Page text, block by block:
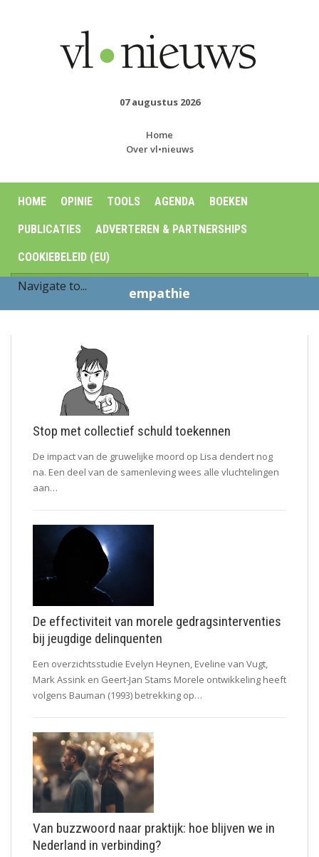
07 augustus 2026
Home
Over vl•nieuws
HOME OPINIE TOOLS AGENDA BOEKEN
PUBLICATIES ADVERTEREN & PARTNERSHIPS
COOKIEBELEID (EU)
empathie
Stop met collectief schuld toekennen
De impact van de gruwelijke moord op Lisa dendert nog
na. Een deel van de samenleving wees alle vluchtelingen
aan…
De effectiviteit van morele gedragsinterventies
bij jeugdige delinquenten
Een overzichtsstudie Evelyn Heynen, Eveline van Vugt,
Mark Assink en Geert-Jan Stams Morele ontwikkeling heeft
volgens Bauman (1993) betrekking op…
Van buzzwoord naar praktijk: hoe blijven we in
Nederland in verbinding?